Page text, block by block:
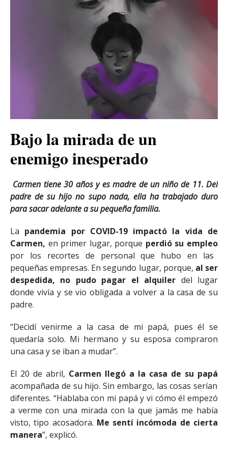
Bajo la mirada de un
enemigo inesperado
Carmen tiene 30 años y es madre de un niño de 11. Del
padre de su hijo no supo nada, ella ha trabajado duro
para sacar adelante a su pequeña familia.
La pandemia por COVID-19 impactó la vida de
Carmen, en primer lugar, porque perdió su empleo
por los recortes de personal que hubo en las
pequeñas empresas. En segundo lugar, porque, al ser
despedida, no pudo pagar el alquiler
del lugar
donde vivía y se vio obligada a volver a la casa de su
padre.
“Decidí venirme a la casa de mi papá, pues él se
quedaría solo. Mi hermano y su esposa compraron
una casa y se iban a mudar”.
El 20 de abril, Carmen llegó a la casa de su papá
acompañada de su hijo. Sin embargo, las cosas serían
diferentes. “Hablaba con mi papá y vi cómo él empezó
a verme con una mirada con la que jamás me había
visto, tipo acosadora. Me sentí incómoda de cierta
manera ”, explicó.